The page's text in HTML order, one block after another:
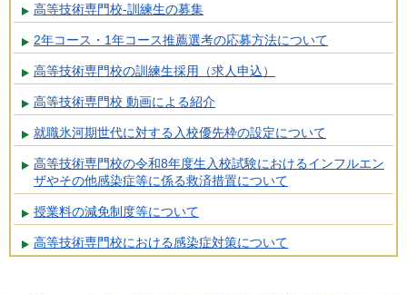
高等技術専門校-訓練生の募集
2年コース・1年コース推薦選考の応募方法について
高等技術専門校の訓練生採用（求人申込）
高等技術専門校 動画による紹介
就職氷河期世代に対する入校優先枠の設定について
高等技術専門校の令和8年度生入校試験におけるインフルエン
ザやその他感染症等に係る救済措置について
授業料の減免制度等について
高等技術専門校における感染症対策について